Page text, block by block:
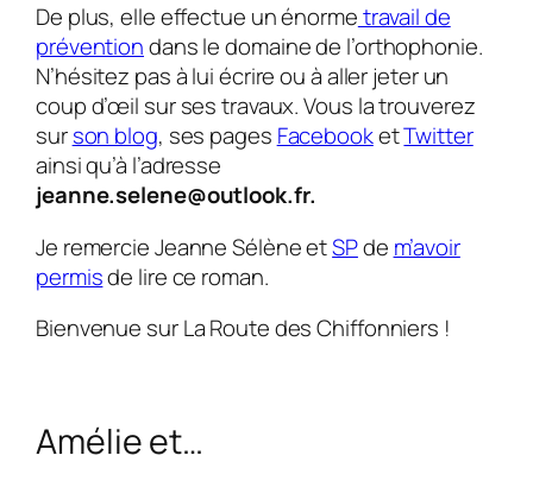
De plus, elle effectue un énormetravail de
préventiondans le domaine de l’orthophonie.
N’hésitez pas à lui écrire ou à aller jeter un
coup d’œil sur ses travaux. Vous la trouverez
surson blog, ses pages FacebooketTwitter
ainsi qu’à l’adresse
jeanne.selene@outlook.fr.
Je remercie Jeanne Sélène etSPde m’avoir
permisde lire ce roman.
Bienvenue sur La Route des Chiffonniers !
Amélie et…